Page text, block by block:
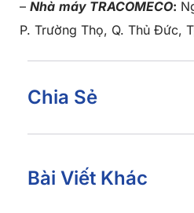
– Nhà máy TRACOMECO:
P. Trường Thọ, Q. Thủ Đức,
Chia Sẻ
Bài Viết Khác